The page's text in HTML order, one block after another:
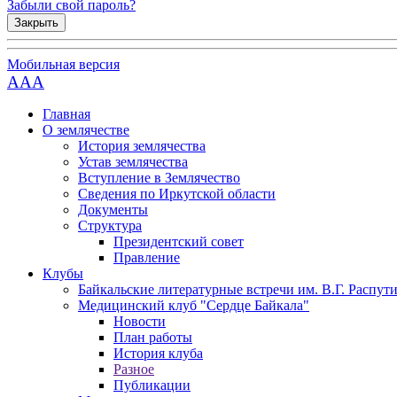
Забыли свой пароль?
Закрыть
Мобильная версия
AAA
Главная
О землячестве
История землячества
Устав землячества
Вступление в Землячество
Сведения по Иркутской области
Документы
Структура
Президентский совет
Правление
Клубы
Байкальские литературные встречи им. В.Г.
Медицинский клуб "Сердце Байкала"
Новости
План работы
История клуба
Разное
Публикации